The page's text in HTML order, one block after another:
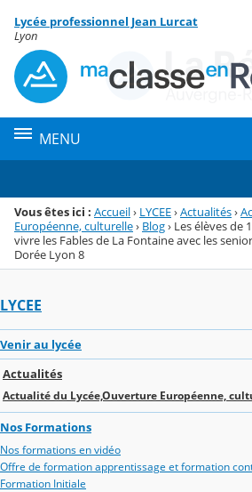
Menu de la rubrique
Contenu
Lycée professionnel Jean Lurcat
Lyon
MENU
Vous êtes ici : Accueil› LYCEE›Actualités›
Européenne, culturelle› Blog› Les élèves de
vivre les Fables de La Fontaine avec les
Dorée Lyon 8
LYCEE
Venir au lycée
Actualités
Actualité du Lycée,Ouverture Européenne,
Nos Formations
Nos formations en vidéo
Offre de formation apprentissage et formation
Formation Initiale